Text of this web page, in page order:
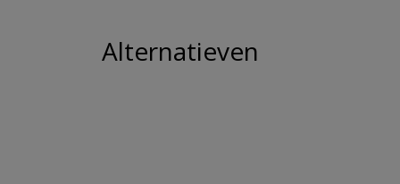
Alternatieven